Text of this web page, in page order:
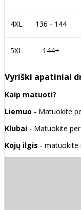
4XL 136 - 144
5XL 144+
Vyriški apatiniai
Kaip matuoti?
Liemuo - Matuokite
Klubai - Matuokite
Kojų ilgis - matuokite